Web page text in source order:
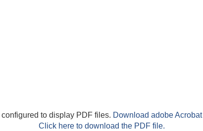
to display PDF files. Download adobe Acrobat
Click here to download the PDF file.